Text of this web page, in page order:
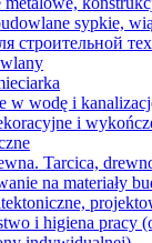
sypkie,
строительной
w wodę i
i
Tarcica,
na materiały
i higiena pracy